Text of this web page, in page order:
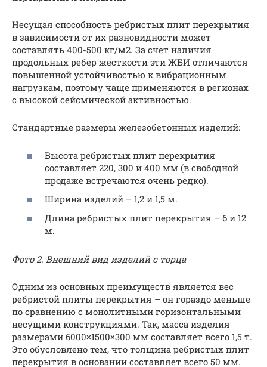
Несущая способность ребристых плит перекрытия
в зависимости от их разновидности может
составлять 400-500 кг/м2. За счет наличия
продольных ребер жесткости эти ЖБИ отличаются
повышенной устойчивостью к вибрационным
нагрузкам, поэтому чаще применяются в регионах
с высокой сейсмической активностью.
Стандартные размеры железобетонных изделий:
Высота ребристых плит перекрытия
составляет 220, 300 и 400 мм (в свободной
продаже встречаются очень редко).
Ширина изделий – 1,2 и 1,5 м.
Длина ребристых плит перекрытия – 6 и 12
м.
Фото 2. Внешний вид изделий с торца
Одним из основных преимуществ является вес
ребристой плиты перекрытия – он гораздо меньше
по сравнению с монолитными горизонтальными
несущими конструкциями. Так, масса изделия
размерами 6000×1500×300 мм составляет всего 1,5 т.
Это обусловлено тем, что толщина ребристых плит
перекрытия в основании составляет всего 50 мм.